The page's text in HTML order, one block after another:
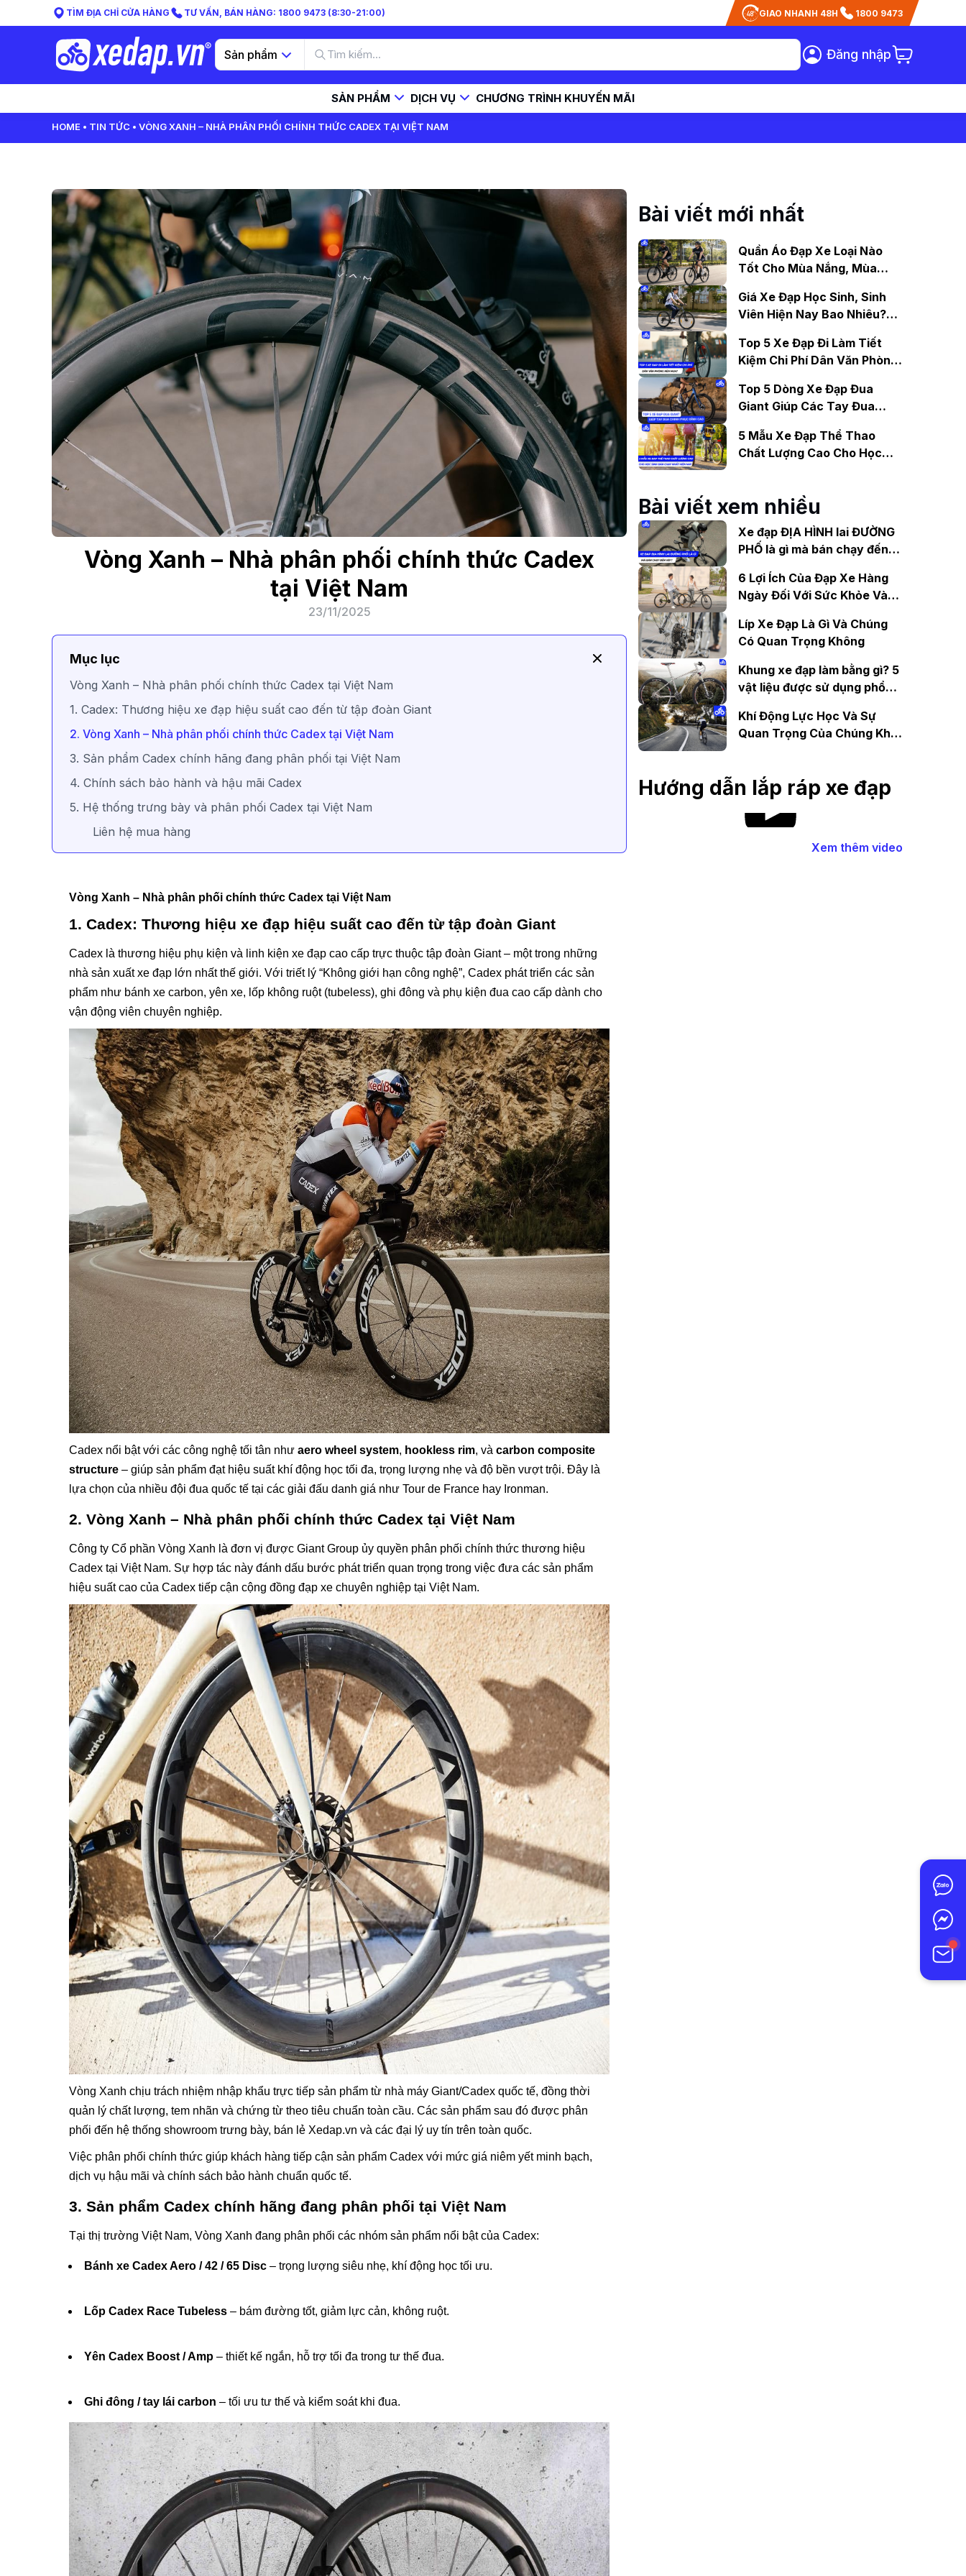
TÌM ĐỊA CHỈ CỬA HÀNG TƯ VẤN, BÁN HÀNG: 1800 9473 (8:30-21:00) GIAO NHANH 48H 1800 9473
Sản phẩm Đăng nhập
SẢN PHẨM DỊCH VỤ CHƯƠNG TRÌNH KHUYẾN MÃI
HOME TIN TỨC VÒNG XANH – NHÀ PHÂN PHỐI CHÍNH THỨC CADEX TẠI VIỆT NAM
Vòng Xanh – Nhà phân phối chính thức Cadex
tại Việt Nam
23/11/2025
Mục lục
Vòng Xanh – Nhà phân phối chính thức Cadex tại Việt Nam
1. Cadex: Thương hiệu xe đạp hiệu suất cao đến từ tập đoàn Giant
2. Vòng Xanh – Nhà phân phối chính thức Cadex tại Việt Nam
3. Sản phẩm Cadex chính hãng đang phân phối tại Việt Nam
4. Chính sách bảo hành và hậu mãi Cadex
5. Hệ thống trưng bày và phân phối Cadex tại Việt Nam
Liên hệ mua hàng
Vòng Xanh – Nhà phân phối chính thức Cadex tại Việt Nam
1. Cadex: Thương hiệu xe đạp hiệu suất cao đến từ tập đoàn Giant
Cadex là thương hiệu phụ kiện và linh kiện xe đạp cao cấp trực thuộc tập đoàn Giant – một trong những
nhà sản xuất xe đạp lớn nhất thế giới. Với triết lý “Không giới hạn công nghệ”, Cadex phát triển các sản
phẩm như bánh xe carbon, yên xe, lốp không ruột (tubeless), ghi đông và phụ kiện đua cao cấp dành cho
vận động viên chuyên nghiệp.
Cadex nổi bật với các công nghệ tối tân như aero wheel system, hookless rim, và carbon composite
structure – giúp sản phẩm đạt hiệu suất khí động học tối đa, trọng lượng nhẹ và độ bền vượt trội. Đây là
lựa chọn của nhiều đội đua quốc tế tại các giải đấu danh giá như Tour de France hay Ironman.
2. Vòng Xanh – Nhà phân phối chính thức Cadex tại Việt Nam
Công ty Cổ phần Vòng Xanh là đơn vị được Giant Group ủy quyền phân phối chính thức thương hiệu
Cadex tại Việt Nam. Sự hợp tác này đánh dấu bước phát triển quan trọng trong việc đưa các sản phẩm
hiệu suất cao của Cadex tiếp cận cộng đồng đạp xe chuyên nghiệp tại Việt Nam.
Vòng Xanh chịu trách nhiệm nhập khẩu trực tiếp sản phẩm từ nhà máy Giant/Cadex quốc tế, đồng thời
quản lý chất lượng, tem nhãn và chứng từ theo tiêu chuẩn toàn cầu. Các sản phẩm sau đó được phân
phối đến hệ thống showroom trưng bày, bán lẻ Xedap.vn và các đại lý uy tín trên toàn quốc.
Việc phân phối chính thức giúp khách hàng tiếp cận sản phẩm Cadex với mức giá niêm yết minh bạch,
dịch vụ hậu mãi và chính sách bảo hành chuẩn quốc tế.
3. Sản phẩm Cadex chính hãng đang phân phối tại Việt Nam
Tại thị trường Việt Nam, Vòng Xanh đang phân phối các nhóm sản phẩm nổi bật của Cadex:
Bánh xe Cadex Aero / 42 / 65 Disc – trọng lượng siêu nhẹ, khí động học tối ưu.
Lốp Cadex Race Tubeless – bám đường tốt, giảm lực cản, không ruột.
Yên Cadex Boost / Amp – thiết kế ngắn, hỗ trợ tối đa trong tư thế đua.
Ghi đông / tay lái carbon – tối ưu tư thế và kiểm soát khi đua.
Bài viết mới nhất
Quần Áo Đạp Xe Loại Nào
Tốt Cho Mùa Nắng, Mùa
Giá Xe Đạp Học Sinh, Sinh
Viên Hiện Nay Bao Nhiêu?
Top 5 Xe Đạp Đi Làm Tiết
Kiệm Chi Phí Dân Văn Phòng
Top 5 Dòng Xe Đạp Đua
Giant Giúp Các Tay Đua
5 Mẫu Xe Đạp Thể Thao
Chất Lượng Cao Cho Học
Bài viết xem nhiều
Xe đạp ĐỊA HÌNH lai ĐƯỜNG
PHỐ là gì mà bán chạy đến
6 Lợi Ích Của Đạp Xe Hàng
Ngày Đối Với Sức Khỏe Và
Líp Xe Đạp Là Gì Và Chúng
Có Quan Trọng Không
Khung xe đạp làm bằng gì? 5
vật liệu được sử dụng phổ
Khí Động Lực Học Và Sự
Quan Trọng Của Chúng Khi
Hướng dẫn lắp ráp xe đạp
Xem thêm video